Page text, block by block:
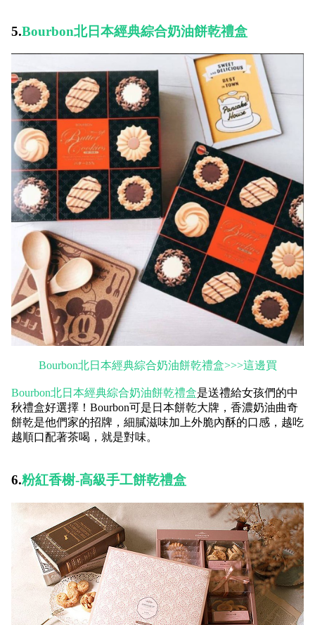
5.Bourbon北日本經典綜合奶油餅乾禮盒
Bourbon北日本經典綜合奶油餅乾禮盒>>>這邊買
Bourbon北日本經典綜合奶油餅乾禮盒是送禮給女孩們的中
秋禮盒好選擇！Bourbon可是日本餅乾大牌，香濃奶油曲奇
餅乾是他們家的招牌，細膩滋味加上外脆內酥的口感，越吃
越順口配著茶喝，就是對味。
6.粉紅香榭-高級手工餅乾禮盒